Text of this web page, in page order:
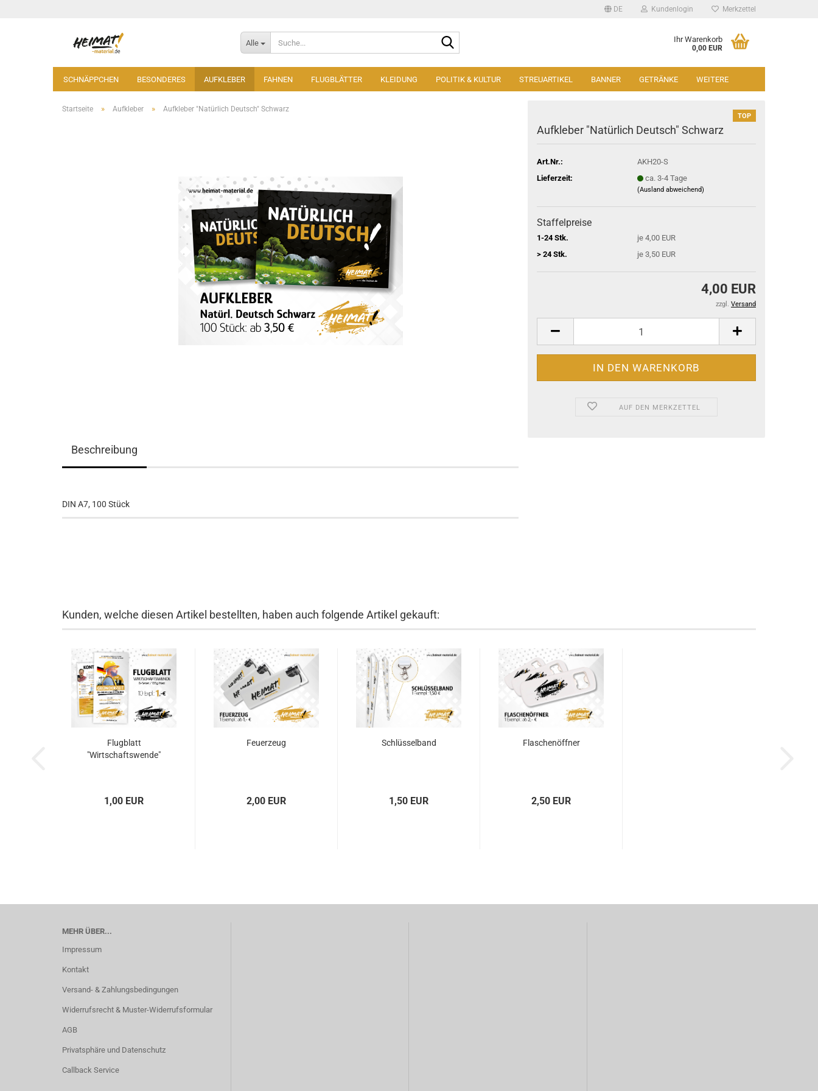
DE Kundenlogin Merkzettel
Alle Ihr Warenkorb
0,00 EUR
SCHNÄPPCHEN BESONDERES AUFKLEBER FAHNEN FLUGBLÄTTER KLEIDUNG POLITIK & KULTUR STREUARTIKEL BANNER GETRÄNKE WEITERE
Startseite » Aufkleber » Aufkleber "Natürlich Deutsch" Schwarz
TOP
Aufkleber "Natürlich Deutsch" Schwarz
Art.Nr.:
AKH20-S
Lieferzeit:
ca. 3-4 Tage
(Ausland abweichend)
Staffelpreise
1-24 Stk.
je 4,00 EUR
> 24 Stk.
je 3,50 EUR
4,00 EUR
zzgl. Versand
AUF DEN MERKZETTEL
Beschreibung
DIN A7, 100 Stück
Kunden, welche diesen Artikel bestellten, haben auch folgende Artikel gekauft:
Flugblatt
"Wirtschaftswende"
1,00 EUR
Feuerzeug
2,00 EUR
Schlüsselband
1,50 EUR
Flaschenöffner
2,50 EUR
MEHR ÜBER...
Impressum
Kontakt
Versand- & Zahlungsbedingungen
Widerrufsrecht & Muster-Widerrufsformular
AGB
Privatsphäre und Datenschutz
Callback Service